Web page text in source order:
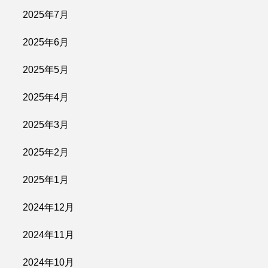
2025年7月
2025年6月
2025年5月
2025年4月
2025年3月
2025年2月
2025年1月
2024年12月
2024年11月
2024年10月